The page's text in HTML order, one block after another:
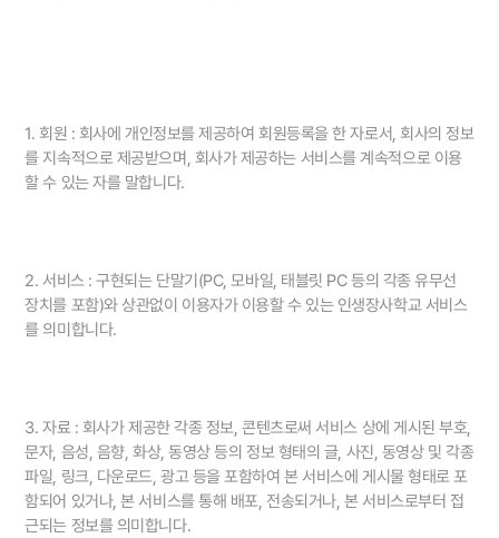
1. 회원 : 회사에 개인정보를 제공하여 회원등록을 한 자로서, 회사의 정보
를 지속적으로 제공받으며, 회사가 제공하는 서비스를 계속적으로 이용
할 수 있는 자를 말합니다.
2. 서비스 : 구현되는 단말기(PC, 모바일, 태블릿 PC 등의 각종 유무선
장치를 포함)와 상관없이 이용자가 이용할 수 있는 인생장사학교 서비스
를 의미합니다.
3. 자료 : 회사가 제공한 각종 정보, 콘텐츠로써 서비스 상에 게시된 부호,
문자, 음성, 음향, 화상, 동영상 등의 정보 형태의 글, 사진, 동영상 및 각종
파일, 링크, 다운로드, 광고 등을 포함하여 본 서비스에 게시물 형태로 포
함되어 있거나, 본 서비스를 통해 배포, 전송되거나, 본 서비스로부터 접
근되는 정보를 의미합니다.